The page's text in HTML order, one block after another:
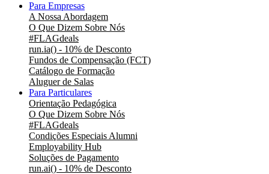
Para Empresas
A Nossa Abordagem
O Que Dizem Sobre Nós
#FLAGdeals
run.ia() - 10% de Desconto
Fundos de Compensação (FCT)
Catálogo de Formação
Aluguer de Salas
Para Particulares
Orientação Pedagógica
O Que Dizem Sobre Nós
#FLAGdeals
Condições Especiais Alumni
Employability Hub
Soluções de Pagamento
run.ai() - 10% de Desconto